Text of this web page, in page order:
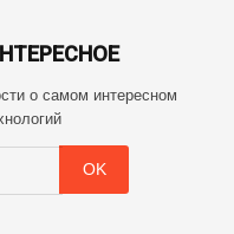
о самом интересном